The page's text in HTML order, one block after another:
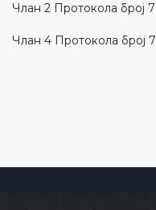
Члан 2 Протокола број 7
Члан 4 Протокола број 7